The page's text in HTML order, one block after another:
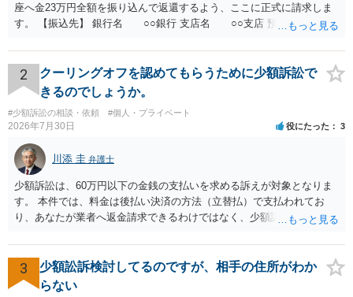
座へ金23万円全額を振り込んで返還するよう、ここに正式に請求しま
す。 【振込先】 銀行名 ○○銀行 支店名 ○○支店 預金種別 普通
されない場合には、貴殿には任意に返金する意思がないものと判断
し、やむを得ず、返還金23万円及びこれに対する遅延損害金の支払い
を求める民事訴訟、支払督促その他必要な法的手続を直ちに講じま
す。 その際には、訴訟に要する費用その他法令上認められる金員につ
いても併せて請求する予定ですので、あらかじめ申し添えます。 本件
は、貴殿自らが契約を解約したことによって生じた返還義務の履行を
求めるものにすぎません。貴殿の仕入先との取引関係や返金時期など
の内部事情は、私に対する返還義務の発生や履行時期には何ら影響を
及ぼすものではありません。 これ以上、本件の解決を不必要に遅延さ
せることなく、誠意をもって速やかに返金手続を履行されるよう、強
く求めます。 以上
2
クーリングオフを認めてもらうために少額訴訟で
きるのでしょうか。
#少額訴訟の相談・依頼 #個人・プライベート
2026年7月30日 役にたった 3
川添 圭 弁護士
少額訴訟は、60万円以下の金銭の支払いを求める訴えが対象となりま
す。 本件では、料金は後払い決済の方法（立替払）で支払われてお
り、あなたが業者へ返金請求できるわけではなく、少額訴訟は使えな
在確認請求訴訟を提起することも考えられますが、まずは後払い決済
業者へ（原契約のクーリング・オフの証拠の写しとともに）支払拒絶
の通知書を送り、もし訴訟や支払督促を行ってきた場合には全面的に
3
少額訟訴検討してるのですが、相手の住所がわか
らない